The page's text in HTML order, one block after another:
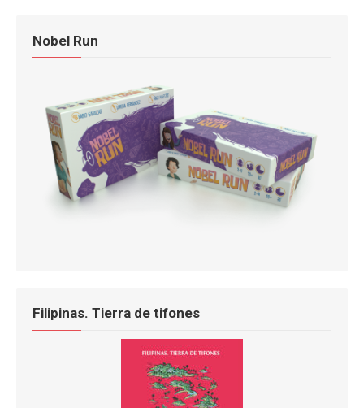
Nobel Run
Filipinas. Tierra de tifones